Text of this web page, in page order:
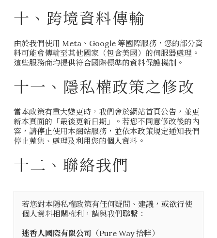
十、跨境資料傳輸
由於我們使用 Meta、Google 等國際服務，您的部分資
料可能會傳輸至其他國家（包含美國）的伺服器處理。
這些服務商均提供符合國際標準的資料保護機制。
十一、隱私權政策之修改
當本政策有重大變更時，我們會於網站首頁公告，並更
新本頁面的「最後更新日期」。若您不同意修改後的內
容，請停止使用本網站服務，並依本政策規定通知我們
停止蒐集、處理及利用您的個人資料。
十二、聯絡我們
若您對本隱私權政策有任何疑問、建議，或欲行使
個人資料相關權利，請與我們聯繫：
迷香人國際有限公司 （Pure Way 拾粹）